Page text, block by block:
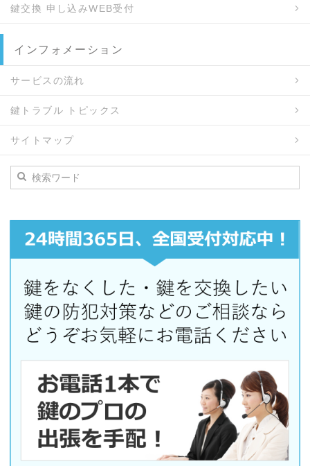
鍵交換 申し込みWEB受付
インフォメーション
サービスの流れ
鍵トラブル トピックス
サイトマップ